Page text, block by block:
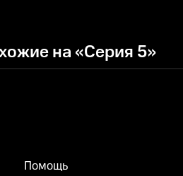
на «Серия 5»
Помощь